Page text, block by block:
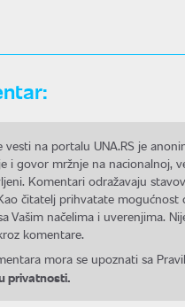
vesti na portalu UNA.RS je
i govor mržnje na nacionalnoj,
Komentari odražavaju
čitatelj prihvatate
Vašim načelima i uverenjima.
komentare.
mora se upoznati sa
privatnosti.